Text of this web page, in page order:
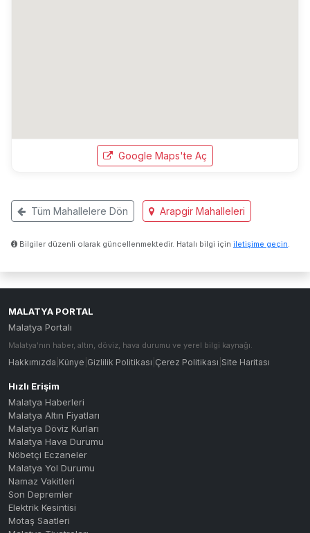
Google Maps'te Aç
Tüm Mahallelere Dön Arapgir Mahalleleri
Bilgiler düzenli olarak güncellenmektedir. Hatalı bilgi için iletişime geçin
MALATYA PORTAL
Malatya Portalı
Malatya'nın haber, altın, döviz, hava durumu ve yerel bilgi kaynağı.
Hakkımızda Künye Gizlilik Politikası Çerez Politikası Site Haritası
Hızlı Erişim
Malatya Haberleri
Malatya Altın Fiyatları
Malatya Döviz Kurları
Malatya Hava Durumu
Nöbetçi Eczaneler
Malatya Yol Durumu
Namaz Vakitleri
Son Depremler
Elektrik Kesintisi
Motaş Saatleri